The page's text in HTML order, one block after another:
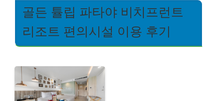
골든 튤립 파타야 비치프런트
리조트 편의시설 이용 후기